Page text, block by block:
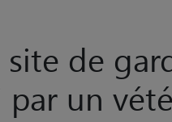
site de
par un